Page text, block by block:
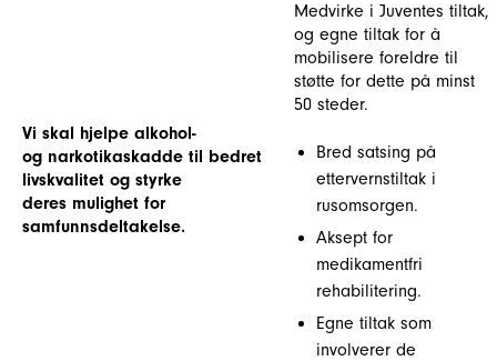
Medvirke i Juventes tiltak,
og egne tiltak for å
mobilisere foreldre til
støtte for dette på minst
50 steder.
Vi skal hjelpe alkohol-
og narkotikaskadde til bedret
livskvalitet og styrke
deres mulighet for
samfunnsdeltakelse.
Bred satsing på
ettervernstiltak i
rusomsorgen.
Aksept for
medikamentfri
rehabilitering.
Egne tiltak som
involverer de